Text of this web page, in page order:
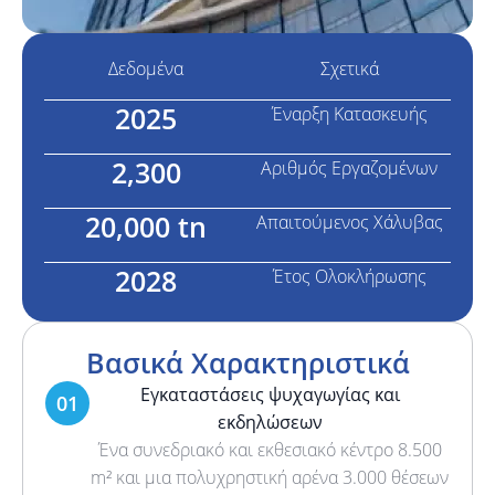
Δεδομένα Σχετικά
2025 Έναρξη Κατασκευής
2,300 Αριθμός Εργαζομένων
20,000 tn Απαιτούμενος Χάλυβας
2028 Έτος Ολοκλήρωσης
Βασικά Χαρακτηριστικά
01
Εγκαταστάσεις ψυχαγωγίας και
εκδηλώσεων
Ένα συνεδριακό και εκθεσιακό κέντρο 8.500
m² και μια πολυχρηστική αρένα 3.000 θέσεων
Εγκατάσταση
λύσεις εγκατάστασης από
οποίες ακολουθούν σχέδια
ασφαλείας και διεθνή
πρότυπα.
Μάθετε περισσότερα